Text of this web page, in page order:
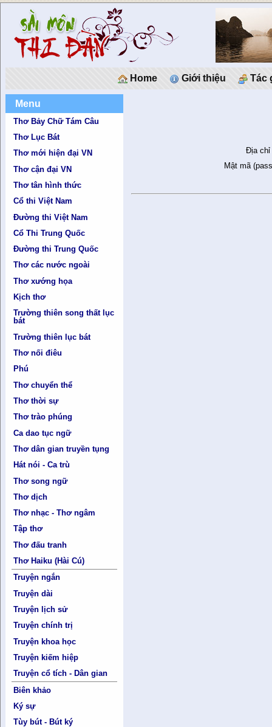
Home Giới thiệu Tác
Menu
Thơ Bảy Chữ Tám Câu
Thơ Lục Bát
Thơ mới hiện đại VN
Thơ cận đại VN
Thơ tân hình thức
Cổ thi Việt Nam
Đường thi Việt Nam
Cổ Thi Trung Quốc
Đường thi Trung Quốc
Thơ các nước ngoài
Thơ xướng họa
Kịch thơ
Trường thiên song thất lục
bát
Trường thiên lục bát
Thơ nối điêu
Phú
Thơ chuyển thể
Thơ thời sự
Thơ trào phúng
Ca dao tục ngữ
Thơ dân gian truyền tụng
Hát nói - Ca trù
Thơ song ngữ
Thơ dịch
Thơ nhạc - Thơ ngâm
Tập thơ
Thơ đấu tranh
Thơ Haiku (Hài Cú)
Truyện ngắn
Truyện dài
Truyện lịch sử
Truyện chính trị
Truyện khoa học
Truyện kiếm hiệp
Truyện cổ tích - Dân gian
Biên khảo
Ký sự
Tùy bút - Bút ký
Địa chỉ
Mật mã